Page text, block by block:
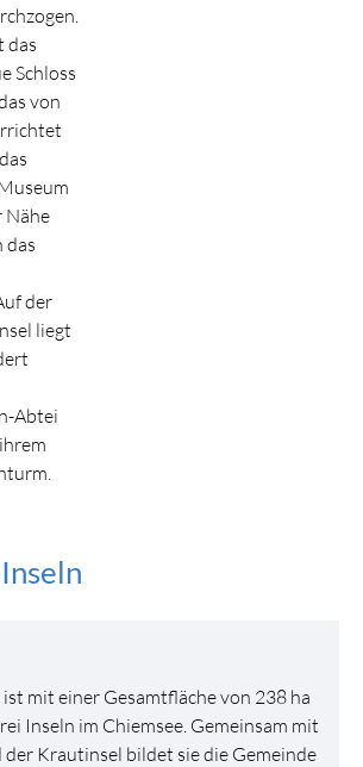
das
Schloss
von
Nähe
das
der
liegt
Abtei
mit einer Gesamtfläche von 238 ha
Inseln im Chiemsee. Gemeinsam mit
der Krautinsel bildet sie die Gemeinde